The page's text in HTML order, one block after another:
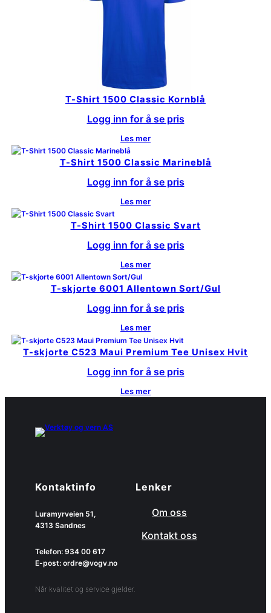
T-Shirt 1500 Classic Kornblå
Logg inn for å se pris
Les mer
T-Shirt 1500 Classic Marineblå
Logg inn for å se pris
Les mer
T-Shirt 1500 Classic Svart
Logg inn for å se pris
Les mer
T-skjorte 6001 Allentown Sort/Gul
Logg inn for å se pris
Les mer
T-skjorte C523 Maui Premium Tee Unisex Hvit
Logg inn for å se pris
Les mer
Kontaktinfo
Luramyrveien 51,
4313 Sandnes
Telefon: 934 00 617
E-post: ordre@vogv.no
Når kvalitet og service gjelder.
Lenker
Om oss
Kontakt oss